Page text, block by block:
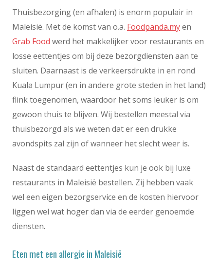
Thuisbezorging (en afhalen) is enorm populair in
Maleisië. Met de komst van o.a. Foodpanda.myen
Grab Food werd het makkelijker voor restaurants en
losse eettentjes om bij deze bezorgdiensten aan te
sluiten. Daarnaast is de verkeersdrukte in en rond
Kuala Lumpur (en in andere grote steden in het land)
flink toegenomen, waardoor het soms leuker is om
gewoon thuis te blijven. Wij bestellen meestal via
thuisbezorgd als we weten dat er een drukke
avondspits zal zijn of wanneer het slecht weer is.
Naast de standaard eettentjes kun je ook bij luxe
restaurants in Maleisië bestellen. Zij hebben vaak
wel een eigen bezorgservice en de kosten hiervoor
liggen wel wat hoger dan via de eerder genoemde
diensten.
Eten met een allergie in Maleisië